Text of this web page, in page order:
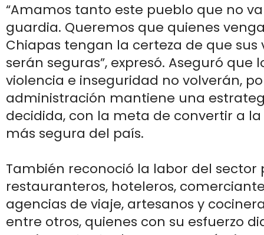
“Amamos tanto este pueblo que no
guardia. Queremos que quienes
Chiapas tengan la certeza de que sus
serán seguras”, expresó. Aseguró que
violencia e inseguridad no volverán,
administración mantiene una
decidida, con la meta de convertir a
más segura del país.
También reconoció la labor del sector
restauranteros, hoteleros,
agencias de viaje, artesanos y
entre otros, quienes con su esfuerzo